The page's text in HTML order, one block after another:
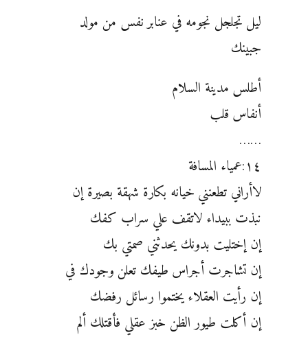
ليل تجلجل نجومه في عنابر نفس من مولد
جبينك
أطلس مدينة السلام
أنفاس قلب
……
١٤:عمياء المسافة
لاأراني تطعنني خيانه بكارة شهقة بصيرة إن
نبذت ببيداء لاتقف علي سراب كفك
إن إختليت بدونك يحدثني صمتي بك
إن تشاجرت أجراس طيفك تعلن وجودك في
إن رأيت العقلاء يختموا رسائل رفضك
إن أكلت طيور الظن خبز عقلي فأقتلك ألم